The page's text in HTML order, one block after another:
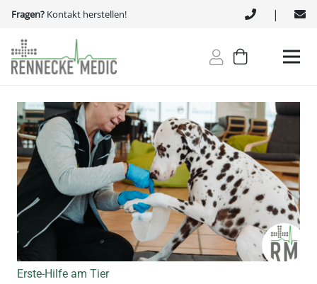
Fragen? Kontakt herstellen! |
Erste-Hilfe am Tier